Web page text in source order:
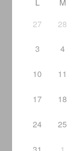
27
28
3 4
10 11
17 18
24 25